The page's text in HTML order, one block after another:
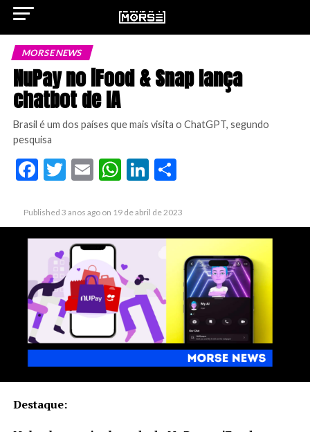
MORSE NEWS
NuPay no iFood & Snap lança
chatbot de IA
Brasil é um dos países que mais visita o ChatGPT, segundo
pesquisa
Facebook
Twitter
EmailWhatsApp
LinkedIn
Share
Published 3 anos ago on 19 de abril de 2023
Destaque: